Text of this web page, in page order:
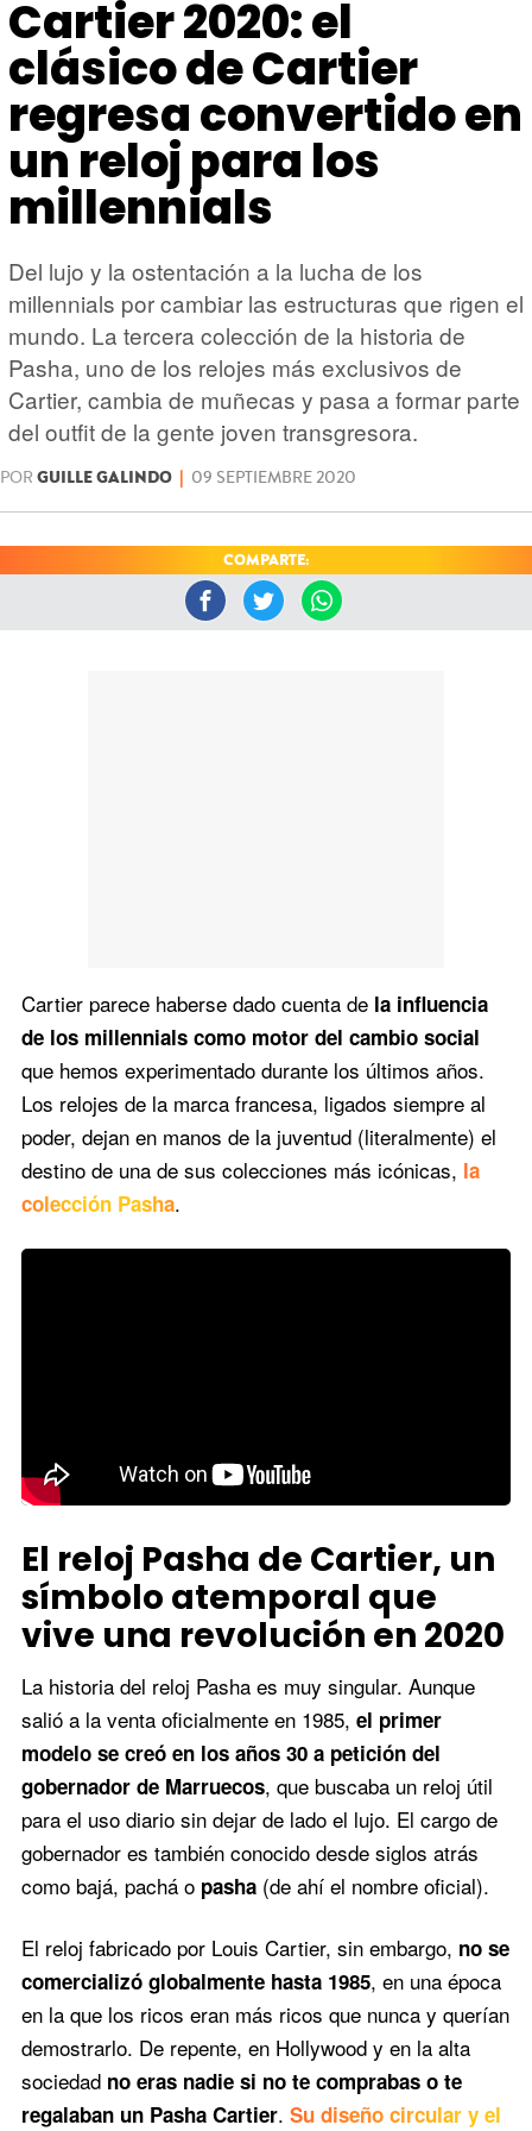
Cartier 2020: el
clásico de Cartier
regresa convertido en
un reloj para los
millennials
Del lujo y la ostentación a la lucha de los
millennials por cambiar las estructuras que rigen el
mundo. La tercera colección de la historia de
Pasha, uno de los relojes más exclusivos de
Cartier, cambia de muñecas y pasa a formar parte
del outfit de la gente joven transgresora.
POR GUILLE GALINDO | 09 SEPTIEMBRE 2020
COMPARTE:
Cartier parece haberse dado cuenta de la influencia
de los millennials como motor del cambio social
que hemos experimentado durante los últimos años.
Los relojes de la marca francesa, ligados siempre al
poder, dejan en manos de la juventud (literalmente) el
destino de una de sus colecciones más icónicas, la
colección Pasha.
El reloj Pasha de Cartier, un
símbolo atemporal que
vive una revolución en 2020
La historia del reloj Pasha es muy singular. Aunque
salió a la venta oficialmente en 1985, el primer
modelo se creó en los años 30 a petición del
gobernador de Marruecos, que buscaba un reloj útil
para el uso diario sin dejar de lado el lujo. El cargo de
gobernador es también conocido desde siglos atrás
como bajá, pachá o pasha(de ahí el nombre oficial).
El reloj fabricado por Louis Cartier, sin embargo, no se
comercializó globalmente hasta 1985, en una época
en la que los ricos eran más ricos que nunca y querían
demostrarlo. De repente, en Hollywood y en la alta
sociedad no eras nadie si no te comprabas o te
regalaban un Pasha Cartier. Su diseño circular y el